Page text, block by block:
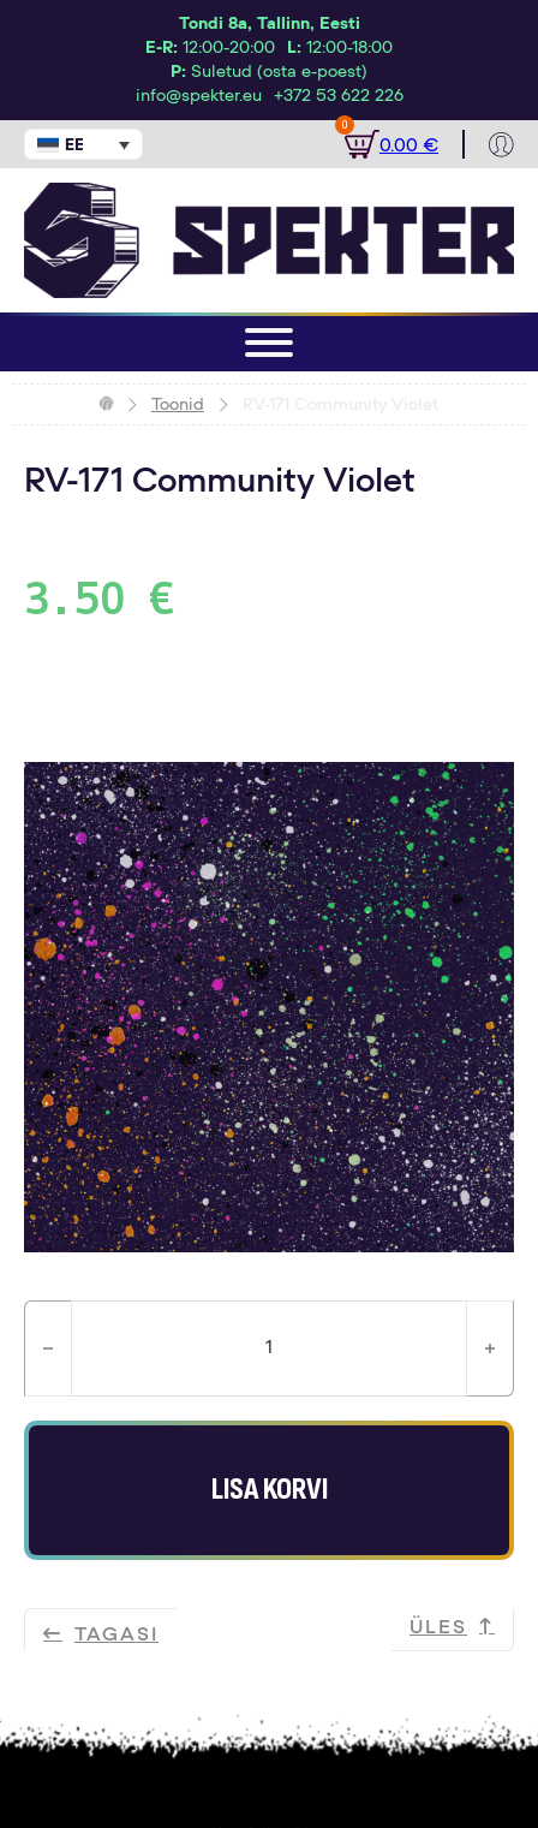
Tondi 8a, Tallinn, Eesti
E-R: 12:00-20:00 L: 12:00-18:00
P: Suletud (osta e-poest)
info@spekter.eu
+372 53 622 226
0
0.00 €
EESTI
Toonid
RV-171 Community Violet
3.50 €
LISA KORVI
TAGASI ÜLES